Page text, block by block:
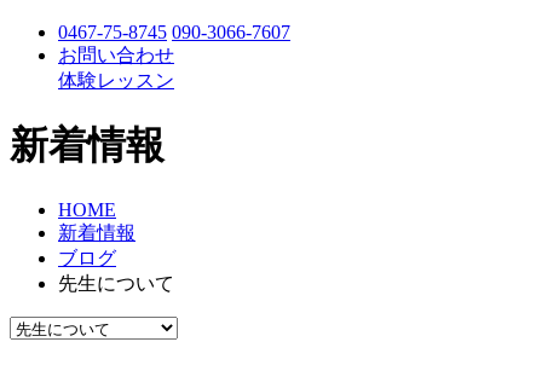
0467-75-8745 090-3066-7607
お問い合わせ
体験レッスン
新着情報
HOME
新着情報
ブログ
先生について